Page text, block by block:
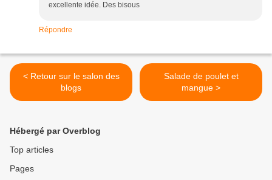
excellente idée. Des bisous
Répondre
< Retour sur le salon des
blogs
Salade de poulet et
mangue >
Hébergé par Overblog
Top articles
Pages